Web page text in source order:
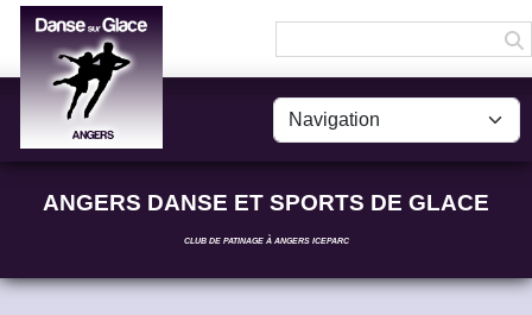
ANGERS DANSE ET SPORTS DE GLACE
CLUB DE PATINAGE À ANGERS ICEPARC
Panneau de gestion des cookies